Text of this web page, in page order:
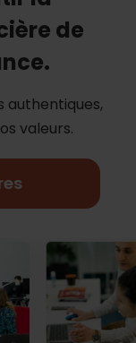
de
authentiques,
valeurs.